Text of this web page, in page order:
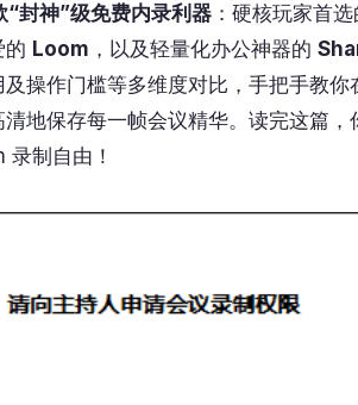
封神”级免费内录利器 ：硬核玩家首
的 Loom ，以及轻量化办公神器的
操作门槛等多维度对比，手把手教你
地保存每一帧会议精华。读完这篇，
制自由！